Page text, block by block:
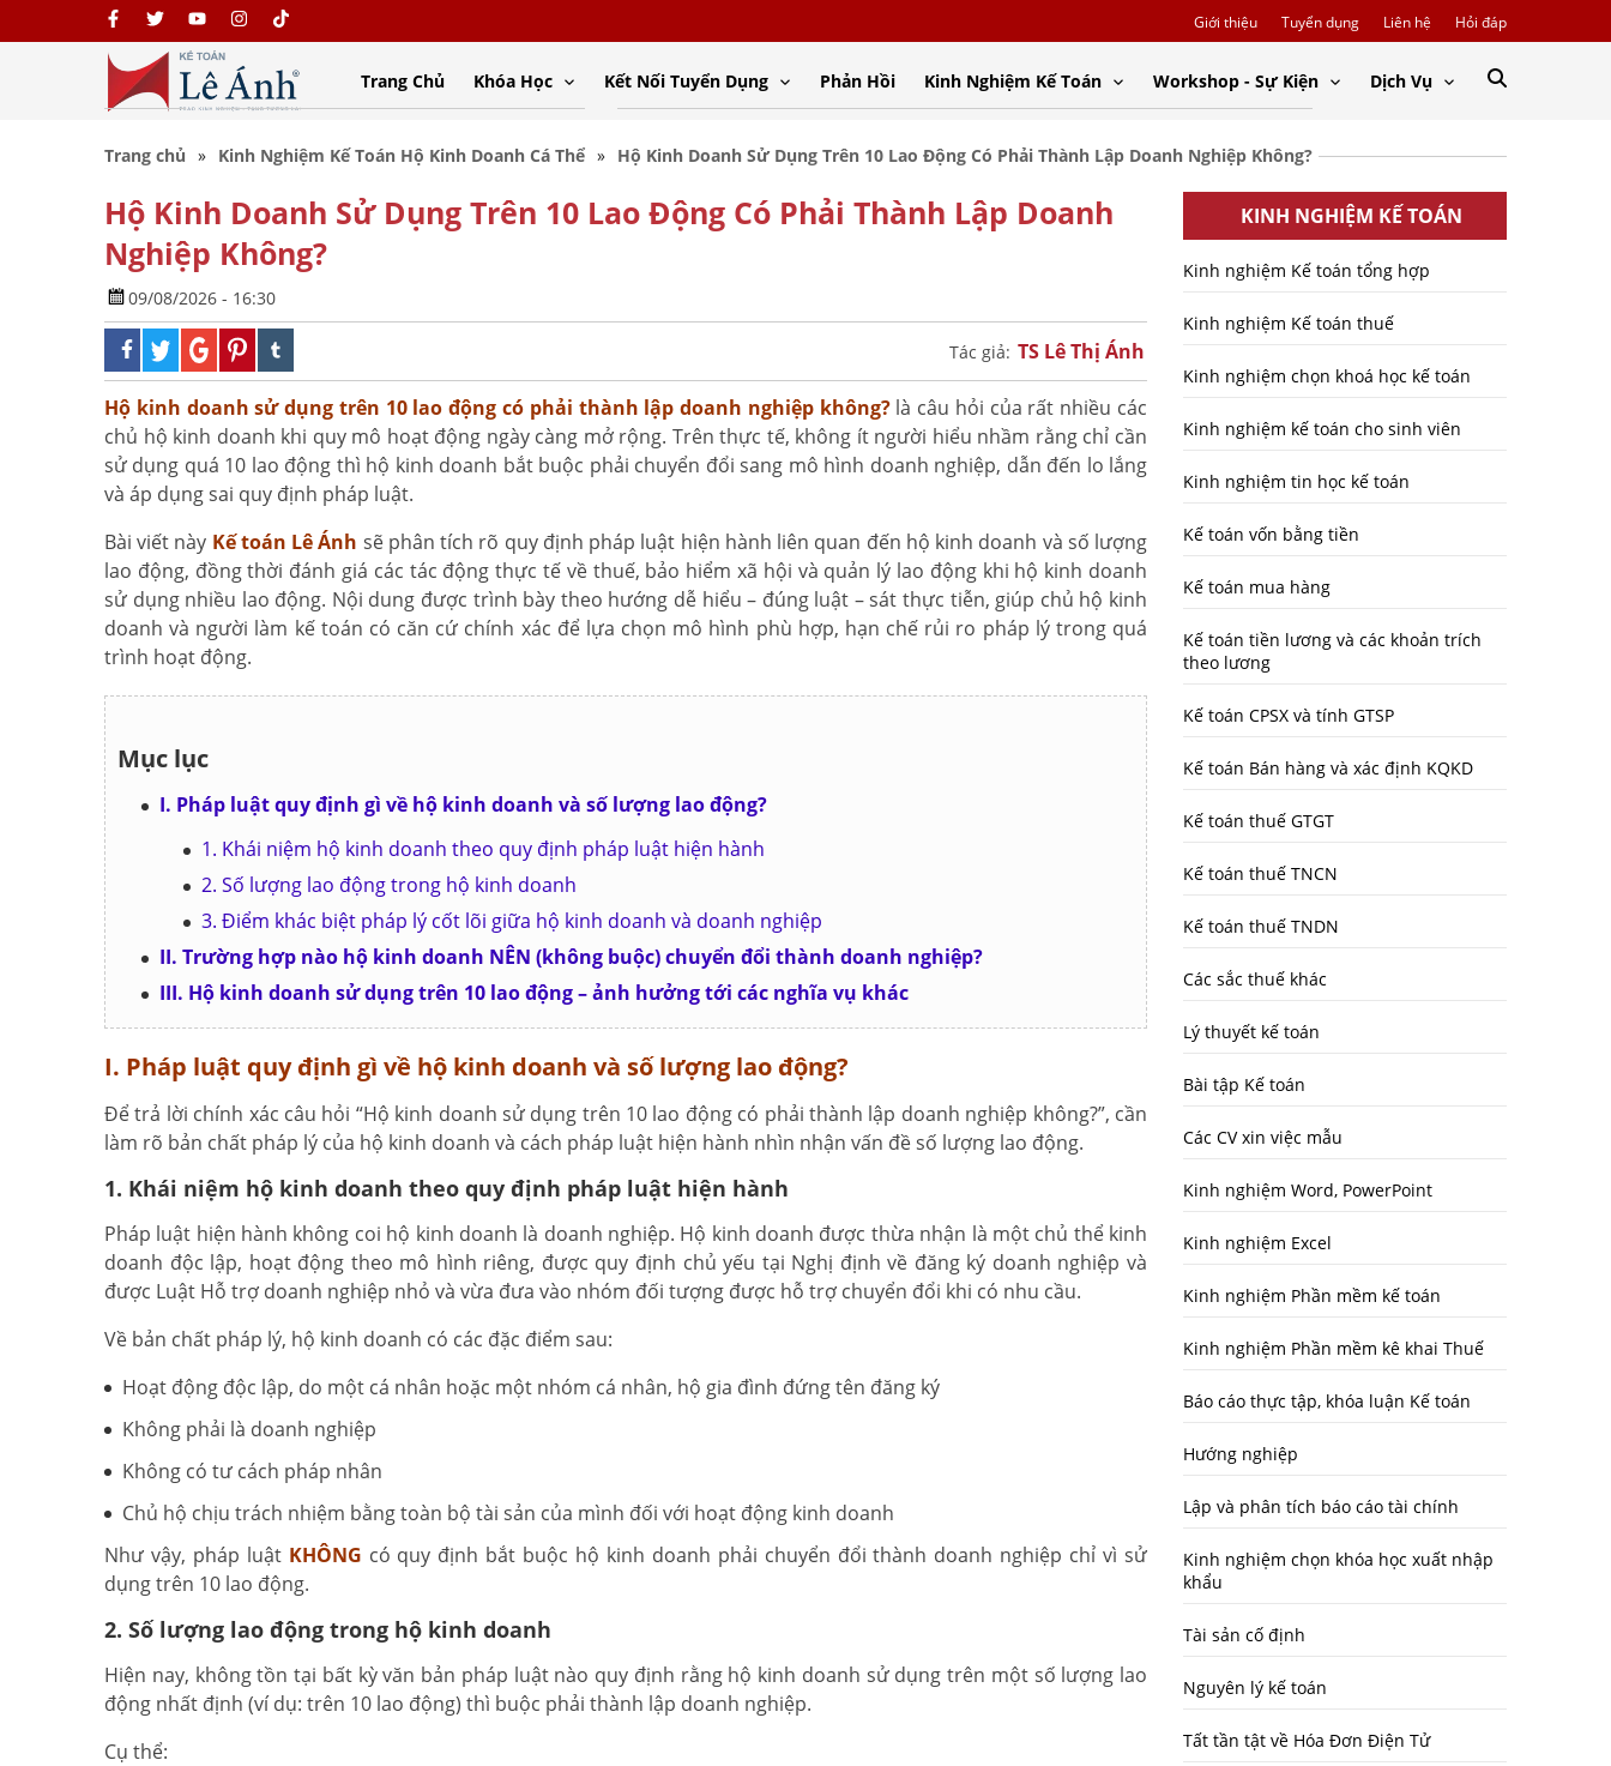
Giới thiệu Tuyển dụng Liên hệ Hỏi đáp
Trang Chủ Khóa Học Kết Nối Tuyển Dụng Phản Hồi Kinh Nghiệm Kế Toán Workshop - Sự Kiện Dịch Vụ
Trang chủ Kinh Nghiệm Kế Toán Hộ Kinh Doanh Cá Thể Hộ Kinh Doanh Sử Dụng Trên 10 Lao Động Có Phải Thành Lập Doanh Nghiệp Không?
Hộ Kinh Doanh Sử Dụng Trên 10 Lao Động Có Phải Thành Lập Doanh
Nghiệp Không?
09/08/2026 - 16:30
Tác giả: TS Lê Thị Ánh
Hộ kinh doanh sử dụng trên 10 lao động có phải thành lập doanh nghiệp không?là câu hỏi của rất nhiều các
chủ hộ kinh doanh khi quy mô hoạt động ngày càng mở rộng. Trên thực tế, không ít người hiểu nhầm rằng chỉ cần
sử dụng quá 10 lao động thì hộ kinh doanh bắt buộc phải chuyển đổi sang mô hình doanh nghiệp, dẫn đến lo lắng
và áp dụng sai quy định pháp luật.
Bài viết này Kế toán Lê Ánh sẽ phân tích rõ quy định pháp luật hiện hành liên quan đến hộ kinh doanh và số lượng
lao động, đồng thời đánh giá các tác động thực tế về thuế, bảo hiểm xã hội và quản lý lao động khi hộ kinh doanh
sử dụng nhiều lao động. Nội dung được trình bày theo hướng dễ hiểu – đúng luật – sát thực tiễn, giúp chủ hộ kinh
doanh và người làm kế toán có căn cứ chính xác để lựa chọn mô hình phù hợp, hạn chế rủi ro pháp lý trong quá
trình hoạt động.
Mục lục
I. Pháp luật quy định gì về hộ kinh doanh và số lượng lao động?
1. Khái niệm hộ kinh doanh theo quy định pháp luật hiện hành
2. Số lượng lao động trong hộ kinh doanh
3. Điểm khác biệt pháp lý cốt lõi giữa hộ kinh doanh và doanh nghiệp
II. Trường hợp nào hộ kinh doanh NÊN (không buộc) chuyển đổi thành doanh nghiệp?
III. Hộ kinh doanh sử dụng trên 10 lao động – ảnh hưởng tới các nghĩa vụ khác
I. Pháp luật quy định gì về hộ kinh doanh và số lượng lao động?
Để trả lời chính xác câu hỏi “Hộ kinh doanh sử dụng trên 10 lao động có phải thành lập doanh nghiệp không?”, cần
làm rõ bản chất pháp lý của hộ kinh doanh và cách pháp luật hiện hành nhìn nhận vấn đề số lượng lao động.
1. Khái niệm hộ kinh doanh theo quy định pháp luật hiện hành
Pháp luật hiện hành không coi hộ kinh doanh là doanh nghiệp. Hộ kinh doanh được thừa nhận là một chủ thể kinh
doanh độc lập, hoạt động theo mô hình riêng, được quy định chủ yếu tại Nghị định về đăng ký doanh nghiệp và
được Luật Hỗ trợ doanh nghiệp nhỏ và vừa đưa vào nhóm đối tượng được hỗ trợ chuyển đổi khi có nhu cầu.
Về bản chất pháp lý, hộ kinh doanh có các đặc điểm sau:
Hoạt động độc lập, do một cá nhân hoặc một nhóm cá nhân, hộ gia đình đứng tên đăng ký
Không phải là doanh nghiệp
Không có tư cách pháp nhân
Chủ hộ chịu trách nhiệm bằng toàn bộ tài sản của mình đối với hoạt động kinh doanh
Như vậy, pháp luật KHÔNG có quy định bắt buộc hộ kinh doanh phải chuyển đổi thành doanh nghiệp chỉ vì sử
dụng trên 10 lao động.
2. Số lượng lao động trong hộ kinh doanh
Hiện nay, không tồn tại bất kỳ văn bản pháp luật nào quy định rằng hộ kinh doanh sử dụng trên một số lượng lao
động nhất định (ví dụ: trên 10 lao động) thì buộc phải thành lập doanh nghiệp.
Cụ thể:
KINH NGHIỆM KẾ TOÁN
Kinh nghiệm Kế toán tổng hợp
Kinh nghiệm Kế toán thuế
Kinh nghiệm chọn khoá học kế toán
Kinh nghiệm kế toán cho sinh viên
Kinh nghiệm tin học kế toán
Kế toán vốn bằng tiền
Kế toán mua hàng
Kế toán tiền lương và các khoản trích
theo lương
Kế toán CPSX và tính GTSP
Kế toán Bán hàng và xác định KQKD
Kế toán thuế GTGT
Kế toán thuế TNCN
Kế toán thuế TNDN
Các sắc thuế khác
Lý thuyết kế toán
Bài tập Kế toán
Các CV xin việc mẫu
Kinh nghiệm Word, PowerPoint
Kinh nghiệm Excel
Kinh nghiệm Phần mềm kế toán
Kinh nghiệm Phần mềm kê khai Thuế
Báo cáo thực tập, khóa luận Kế toán
Hướng nghiệp
Lập và phân tích báo cáo tài chính
Kinh nghiệm chọn khóa học xuất nhập
khẩu
Tài sản cố định
Nguyên lý kế toán
Tất tần tật về Hóa Đơn Điện Tử